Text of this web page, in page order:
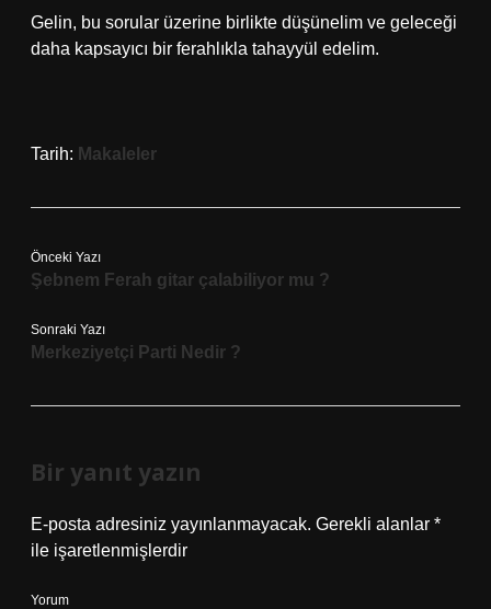
Gelin, bu sorular üzerine birlikte düşünelim ve geleceği
daha kapsayıcı bir ferahlıkla tahayyül edelim.
Tarih: Makaleler
Önceki Yazı
Şebnem Ferah gitar çalabiliyor mu ?
Sonraki Yazı
Merkeziyetçi Parti Nedir ?
Bir yanıt yazın
E-posta adresiniz yayınlanmayacak. Gerekli alanlar *
ile işaretlenmişlerdir
Yorum